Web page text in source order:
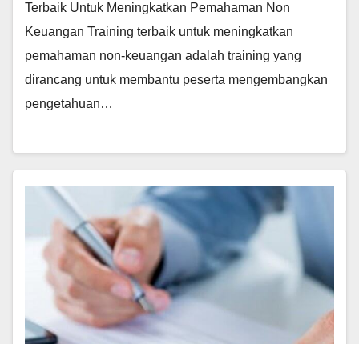
Terbaik Untuk Meningkatkan Pemahaman Non
Keuangan Training terbaik untuk meningkatkan
pemahaman non-keuangan adalah training yang
dirancang untuk membantu peserta mengembangkan
pengetahuan…